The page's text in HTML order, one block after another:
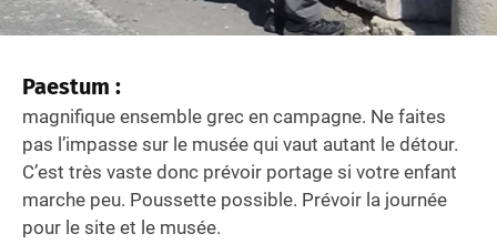
Paestum :
magnifique ensemble grec en campagne. Ne faites
pas l’impasse sur le musée qui vaut autant le détour.
C’est très vaste donc prévoir portage si votre enfant
marche peu. Poussette possible. Prévoir la journée
pour le site et le musée.